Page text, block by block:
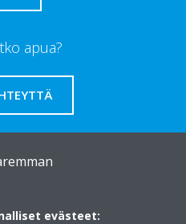
apua?
evästeet: